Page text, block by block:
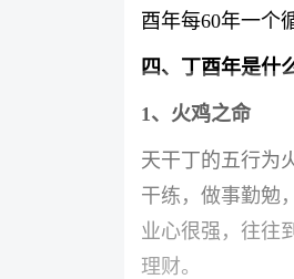
酉年每60年一个
四、丁酉年是什
1、火鸡之命
天干丁的五行为
干练，做事勤勉
业心很强，往往
理财。